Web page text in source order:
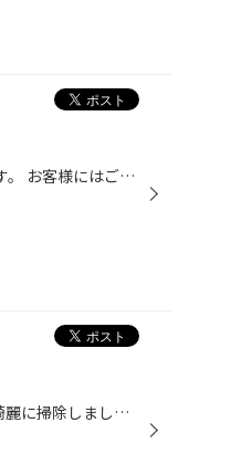
2019年２月19日（火）は、社内研修の為、臨時休業とさせて頂きます。 お客様にはご不便、ご迷惑をおかけ致しますが、ご理解頂けますようお願い致します。 ２月店休日は、６日、13日、19日、20日、27日です。 板野
お客様の為綺麗に！！ 車内もお客様に快適に過ごしていただく為に綺麗に掃除しましたよ。 自己満足でエンジンルーム内も綺麗にしました。 バリアスコートもしました。 どうですか？良い感じじゃないですか～ バリアスコートの水弾きいいですね～